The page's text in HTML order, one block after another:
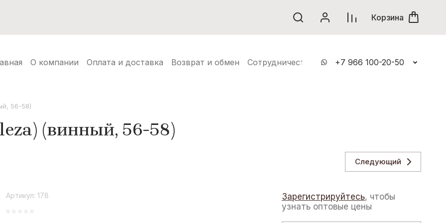
Корзина
О компании Оплата и доставка Возврат и обмен Сотрудничество Контакты
+7 966 100-20-50
56-58)
(винный, 56-58)
Следующий
Артикул: 178 Зарегистрируйтесь, чтобы
узнать оптовые цены